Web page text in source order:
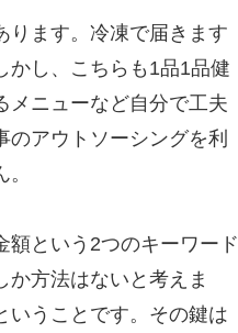
ります。冷凍で届きます
かし、こちらも1品1品健
メニューなど自分で工夫
アウトソーシングを利
額という2つのキーワード
か方法はないと考えま
いうことです。その鍵は